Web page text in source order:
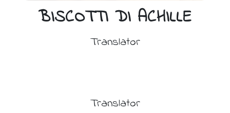
BISCOTTI DI ACHILLE
Translator
Translator